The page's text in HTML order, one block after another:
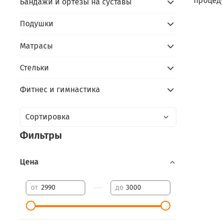
Подушки
Матрасы
Стельки
Фитнес и гимнастика
Фильтры
Цена
от до